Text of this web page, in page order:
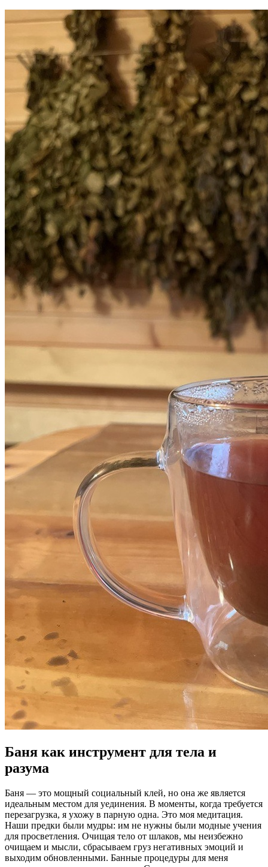
Баня как инструмент для тела и
разума
Баня — это мощный социальный клей, но она же является
идеальным местом для уединения. В моменты, когда требуется
перезагрузка, я ухожу в парную одна. Это моя медитация.
Наши предки были мудры: им не нужны были модные учения
для просветления. Очищая тело от шлаков, мы неизбежно
очищаем и мысли, сбрасываем груз негативных эмоций и
выходим обновленными. Банные процедуры для меня